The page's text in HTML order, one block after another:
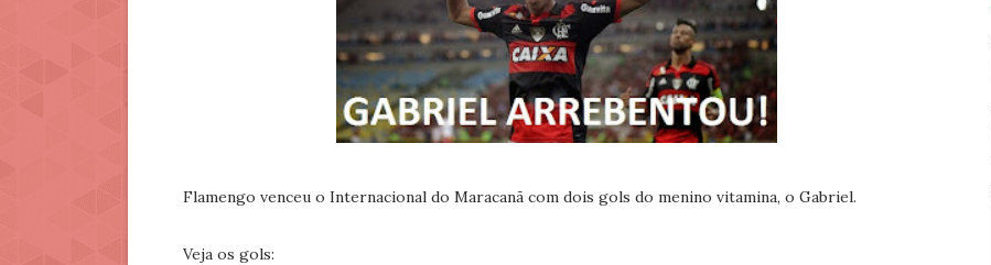
Flamengo venceu o Internacional do Maracanã com dois gols do menino vitamina, o Gabriel.
Veja os gols: